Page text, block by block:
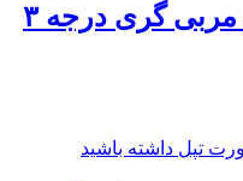
کلاس تئوری مربی گری درجه ۳